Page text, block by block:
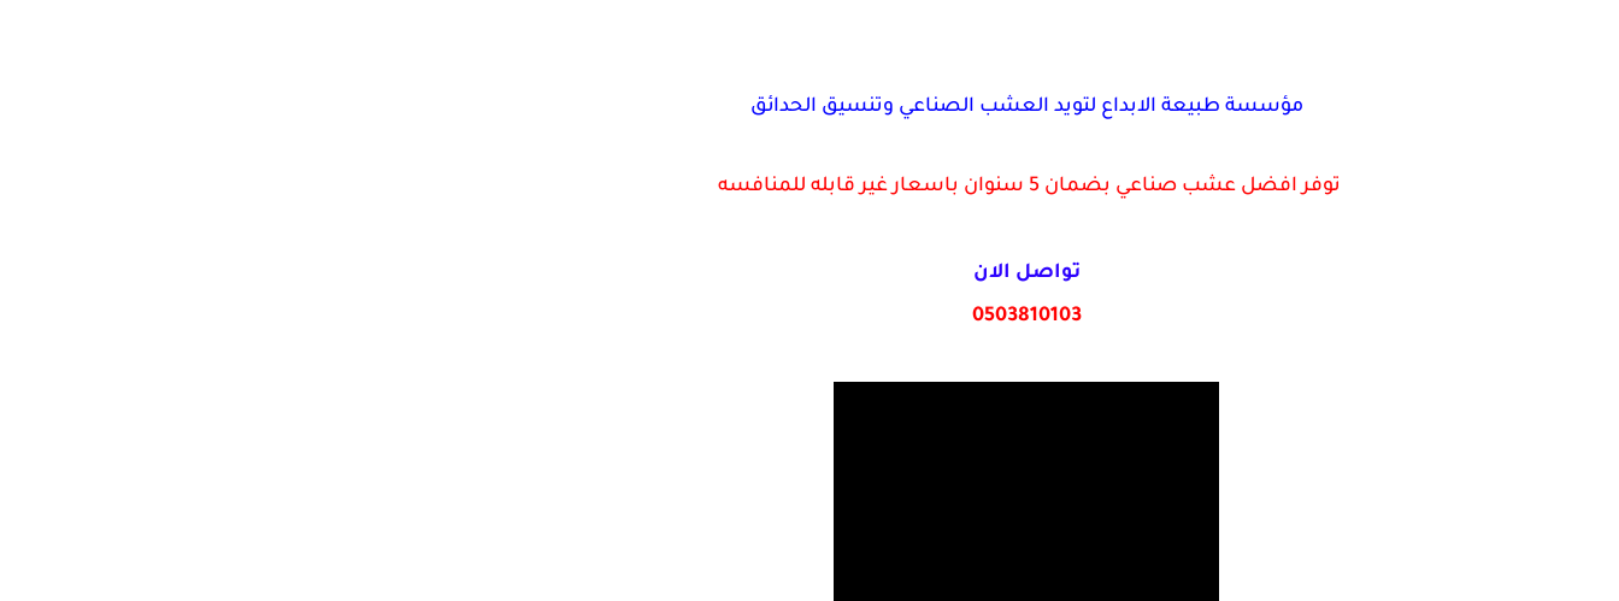
مؤسسة طبيعة الابداع لتويد العشب الصناعي وتنسيق الحدائق
توفر افضل عشب صناعي بضمان 5 سنوان باسعار غير قابله للمنافسه
تواصل الان
0503810103